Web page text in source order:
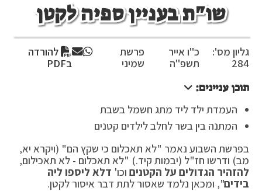
שו"ת בעניין ספיה לקטן
גליון מס':
284
כ"ו אייר
תשפ"ה
פרשת
שמיני
להורדה
בPDF
תוכן עניינים:
העמדת ילד ליד מתג חשמל בשבת
המתנה בין בשר לחלב לילדים קטנים
בפרשת השבוע נאמר "לא תאכלום כי שקץ הם" (ויקרא יא,
מב) ודרשו חז"ל (יבמות קיד.) "לא תאכלום - לא תאכילום,
להזהיר הגדולים על הקטנים וכו' דלא ליספו ליה
בידים", ומכאן נלמד שאסור לתת דבר איסור לקטן.